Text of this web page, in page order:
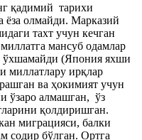
қадимий тарихи
ёза олмайди. Марказий
тахт учун кечган
мансуб одамлар
ўхшамайди (Япония яхши
миллатлару ирқлар
ва ҳокимият учун
ўзаро алмашган, ўз
қолдиришган.
миграцияси, балки
содир бўлган. Ортга